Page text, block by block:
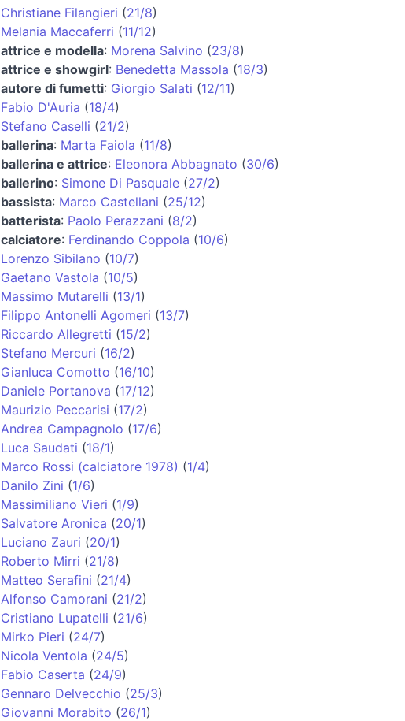
Christiane Filangieri (21/8)
Melania Maccaferri (11/12)
attrice e modella: Morena Salvino (23/8)
attrice e showgirl: Benedetta Massola (18/3)
autore di fumetti: Giorgio Salati (12/11)
Fabio D'Auria (18/4)
Stefano Caselli (21/2)
ballerina: Marta Faiola (11/8)
ballerina e attrice: Eleonora Abbagnato (30/6)
ballerino: Simone Di Pasquale(27/2)
bassista: Marco Castellani (25/12)
batterista: Paolo Perazzani (8/2)
calciatore: Ferdinando Coppola (10/6)
Lorenzo Sibilano (10/7)
Gaetano Vastola (10/5)
Massimo Mutarelli (13/1)
Filippo Antonelli Agomeri (13/7)
Riccardo Allegretti (15/2)
Stefano Mercuri (16/2)
Gianluca Comotto (16/10)
Daniele Portanova (17/12)
Maurizio Peccarisi (17/2)
Andrea Campagnolo (17/6)
Luca Saudati (18/1)
Marco Rossi (calciatore 1978) (1/4)
Danilo Zini (1/6)
Massimiliano Vieri (1/9)
Salvatore Aronica (20/1)
Luciano Zauri (20/1)
Roberto Mirri (21/8)
Matteo Serafini (21/4)
Alfonso Camorani (21/2)
Cristiano Lupatelli (21/6)
Mirko Pieri (24/7)
Nicola Ventola (24/5)
Fabio Caserta (24/9)
Gennaro Delvecchio (25/3)
Giovanni Morabito (26/1)